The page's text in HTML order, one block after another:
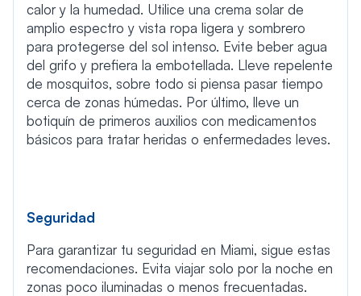
calor y la humedad. Utilice una crema solar de
amplio espectro y vista ropa ligera y sombrero
para protegerse del sol intenso. Evite beber agua
del grifo y prefiera la embotellada. Lleve repelente
de mosquitos, sobre todo si piensa pasar tiempo
cerca de zonas húmedas. Por último, lleve un
botiquín de primeros auxilios con medicamentos
básicos para tratar heridas o enfermedades leves.
Seguridad
Para garantizar tu seguridad en Miami, sigue estas
recomendaciones. Evita viajar solo por la noche en
zonas poco iluminadas o menos frecuentadas.